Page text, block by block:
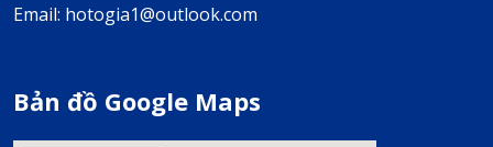
Email: hotogia1@outlook.com
Bản đồ Google Maps